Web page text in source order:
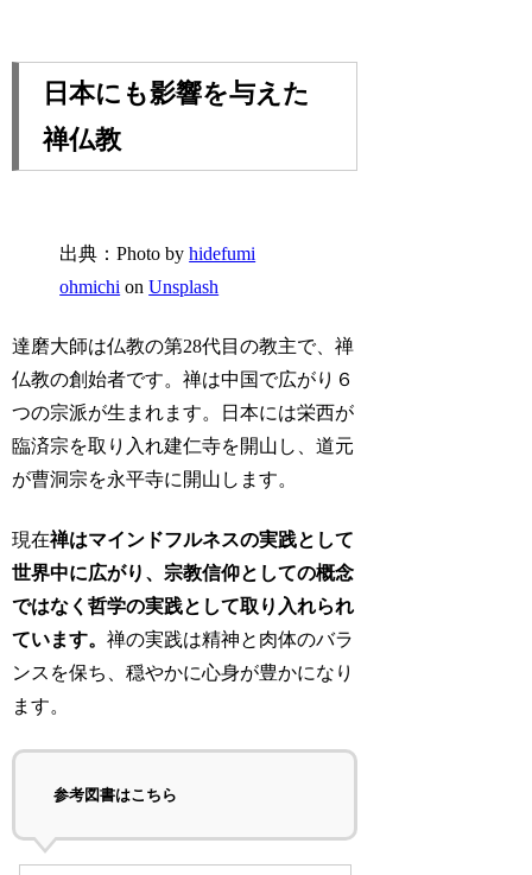
日本にも影響を与えた
禅仏教
出典：Photo byhidefumi
ohmichi onUnsplash
達磨大師は仏教の第28代目の教主で、禅
仏教の創始者です。禅は中国で広がり６
つの宗派が生まれます。日本には栄西が
臨済宗を取り入れ建仁寺を開山し、道元
が曹洞宗を永平寺に開山します。
現在禅はマインドフルネスの実践として
世界中に広がり、宗教信仰としての概念
ではなく哲学の実践として取り入れられ
ています。禅の実践は精神と肉体のバラ
ンスを保ち、穏やかに心身が豊かになり
ます。
参考図書はこちら